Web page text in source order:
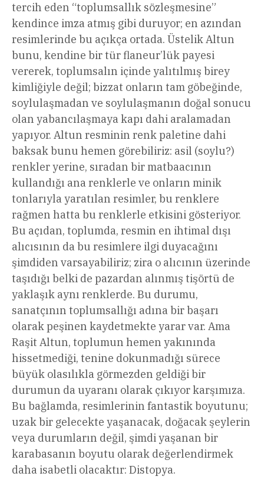
tercih eden “toplumsallık sözleşmesine”
kendince imza atmış gibi duruyor; en azından
resimlerinde bu açıkça ortada. Üstelik Altun
bunu, kendine bir tür flaneur’lük payesi
vererek, toplumsalın içinde yalıtılmış birey
kimliğiyle değil; bizzat onların tam göbeğinde,
soylulaşmadan ve soylulaşmanın doğal sonucu
olan yabancılaşmaya kapı dahi aralamadan
yapıyor. Altun resminin renk paletine dahi
baksak bunu hemen görebiliriz: asil (soylu?)
renkler yerine, sıradan bir matbaacının
kullandığı ana renklerle ve onların minik
tonlarıyla yaratılan resimler, bu renklere
rağmen hatta bu renklerle etkisini gösteriyor.
Bu açıdan, toplumda, resmin en ihtimal dışı
alıcısının da bu resimlere ilgi duyacağını
şimdiden varsayabiliriz; zira o alıcının üzerinde
taşıdığı belki de pazardan alınmış tişörtü de
yaklaşık aynı renklerde. Bu durumu,
sanatçının toplumsallığı adına bir başarı
olarak peşinen kaydetmekte yarar var. Ama
Raşit Altun, toplumun hemen yakınında
hissetmediği, tenine dokunmadığı sürece
büyük olasılıkla görmezden geldiği bir
durumun da uyaranı olarak çıkıyor karşımıza.
Bu bağlamda, resimlerinin fantastik boyutunu;
uzak bir gelecekte yaşanacak, doğacak şeylerin
veya durumların değil, şimdi yaşanan bir
karabasanın boyutu olarak değerlendirmek
daha isabetli olacaktır: Distopya.